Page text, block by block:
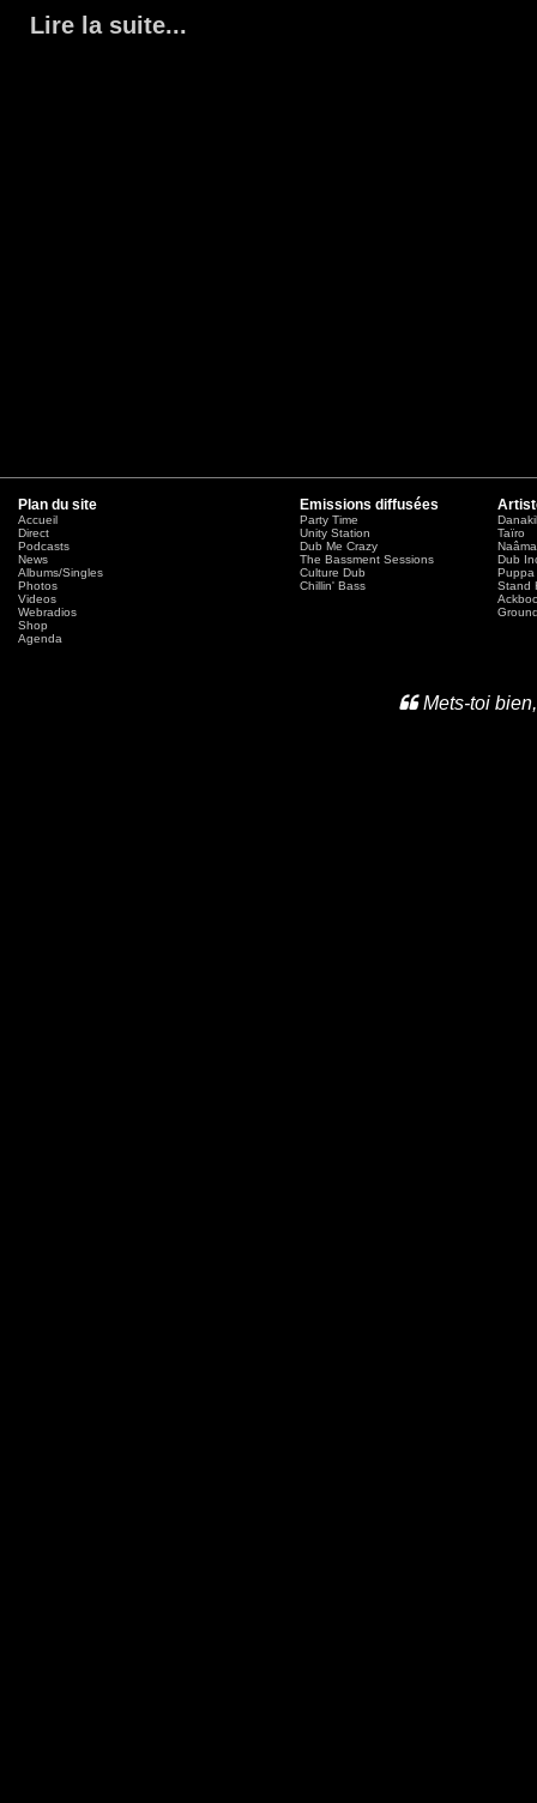
Lire la suite...
Plan du site
Accueil
Direct
Podcasts
News
Albums/Singles
Photos
Videos
Webradios
Shop
Agenda
Emissions diffusées
Party Time
Unity Station
Dub Me Crazy
The Bassment Sessions
Culture Dub
Chillin' Bass
Danakil
Taïro
Dub
Puppa
Stand
Mets-toi